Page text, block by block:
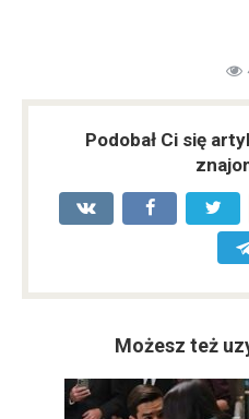
Podobał Ci się
Możesz też